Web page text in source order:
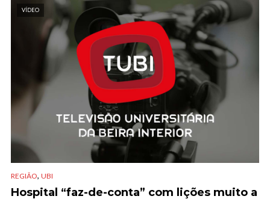
VÍDEO
REGIÃO, UBI
Hospital “faz-de-conta” com lições muito a